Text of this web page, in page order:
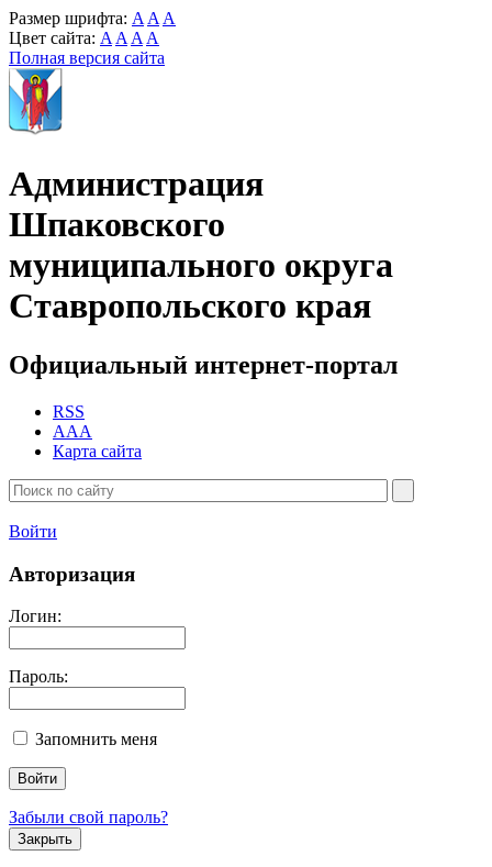
Размер шрифта: A A A
Цвет сайта: A A A A
Полная версия сайта
Администрация
Шпаковского
муниципального округа
Ставропольского края
Официальный интернет-портал
RSS
AAA
Карта сайта
Войти
Авторизация
Логин:
Пароль:
Запомнить меня
Забыли свой пароль?
Закрыть